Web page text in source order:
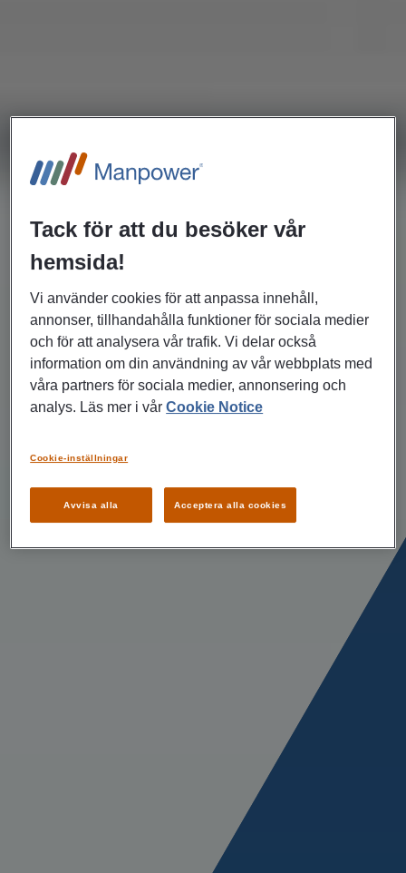
Tack för att du besöker vår
hemsida!
Vi använder cookies för att anpassa innehåll,
annonser, tillhandahålla funktioner för sociala medier
och för att analysera vår trafik. Vi delar också
information om din användning av vår webbplats med
våra partners för sociala medier, annonsering och
analys. Läs mer i vårCookie Notice
Avvisa alla Acceptera alla cookies
Cookie-inställningar